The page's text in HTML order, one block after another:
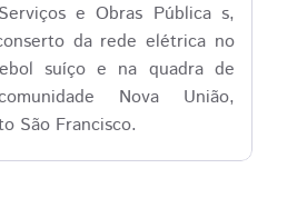
e Obras Pública s,
da rede elétrica no
suíço e na quadra de
Nova União,
São Francisco.